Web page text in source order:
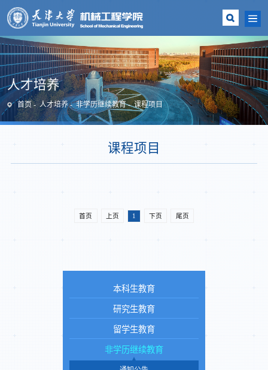
人才培养
首页 人才培养 非学历继续教育 课程项目
课程项目
首页 上页 1 下页 尾页
本科生教育
研究生教育
留学生教育
非学历继续教育